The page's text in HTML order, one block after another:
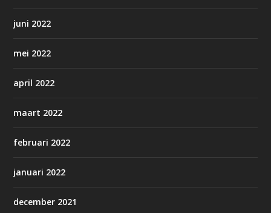
juni 2022
mei 2022
april 2022
maart 2022
februari 2022
januari 2022
december 2021